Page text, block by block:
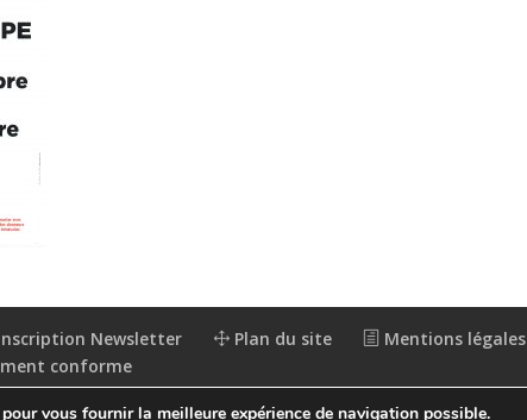
Newsletter Plan du site Mentions légales
conforme
vous fournir la meilleure expérience de navigation possible.